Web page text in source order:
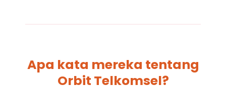
Apa kata mereka tentang
Orbit Telkomsel?